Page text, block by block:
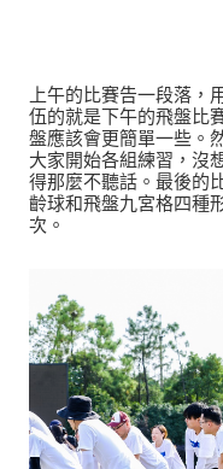
上午的比賽告一段落，
伍的就是下午的飛盤比
盤應該會更簡單一些。
大家開始各組練習，沒
得那麼不聽話。最後的
齡球和飛盤九宮格四種
次。